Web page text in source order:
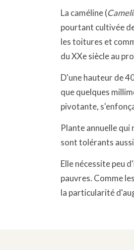
La caméline (
pourtant cultivée
les toitures et
du XXe siècle au
D'une hauteur de
que quelques
pivotante,
Plante annuelle qui
sont tolérants
Elle nécessite peu
pauvres. Comme
la particularité